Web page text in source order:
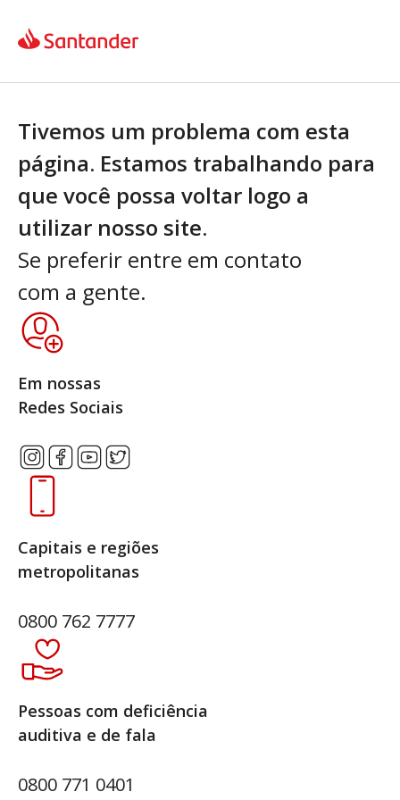
Tivemos um problema com esta
página. Estamos trabalhando para
que você possa voltar logo a
utilizar nosso site.
Se preferir entre em contato
com a gente.
Em nossas
Redes Sociais
Capitais e regiões
metropolitanas
0800 762 7777
Pessoas com deficiência
auditiva e de fala
0800 771 0401